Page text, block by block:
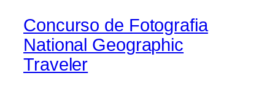
Concurso de Fotografia
National Geographic
Traveler